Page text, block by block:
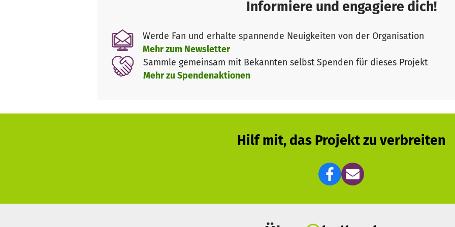
weil wir auf die Unterstützung im Gebet wie auch im finanziellen Bereich hoffen
Hilfe.
Unsere St. Albert-Schule hat sehr einfach mit einer Handvoll Kindern begonnen. In
geworden. Bei uns sind alle Kinder willkommen: Mädchen und Jungen, Christen und
unterhalten. Die Tatsache, dass die Kinder kein Schulgeld zahlen, macht es für uns
unterhalten. Wir benötigen dringend Hilfe, um die Lehrergehälter zahlen zu können.
Gehalt von 180.000 cfa, was umgerechnet 275 Euro pro Monat oder 3.300 Euro pro
aber unsere Lehrer akzeptieren dieses geringe Gehalt aus ideellen Gründen. Die
Informiere und engagiere dich!
Werde Fan und erhalte spannende Neuigkeiten von der Organisation
Mehr zum Newsletter
Sammle gemeinsam mit Bekannten selbst Spenden für dieses Projekt
Mehr zu Spendenaktionen
Hilf mit, das Projekt zu verbreiten